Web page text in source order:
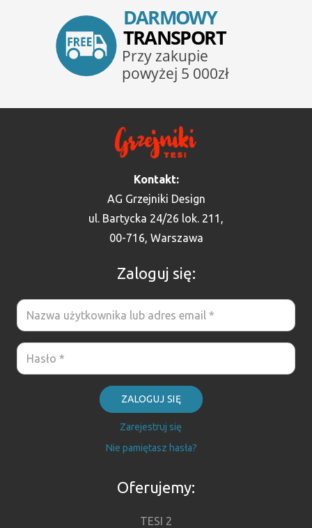
Kontakt:
AG Grzejniki Design
ul. Bartycka 24/26 lok. 211,
00-716, Warszawa
Zaloguj się:
ZALOGUJ SIĘ
Zarejestruj się
Nie pamiętasz hasła?
Oferujemy:
TESI 2